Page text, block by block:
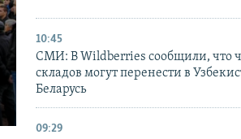
10:45
СМИ: В Wildberries сообщили, что
складов могут перенести в
Беларусь
09:29